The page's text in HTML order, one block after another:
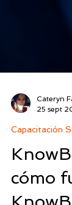
Cateryn
25 sept
Capacitación
cómo